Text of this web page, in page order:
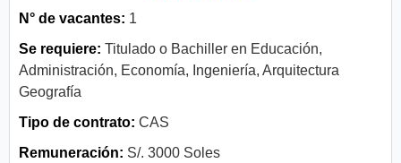
N° de vacantes: 1
Se requiere: Titulado o Bachiller en Educación,
Administración, Economía, Ingeniería, Arquitectura
Geografía
Tipo de contrato: CAS
Remuneración: S/. 3000 Soles